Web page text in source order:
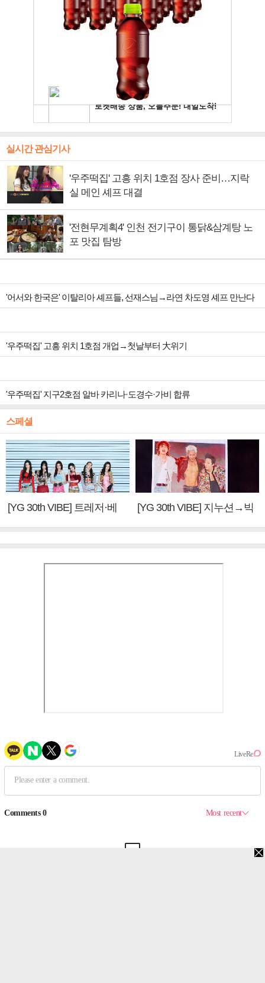
실시간 관심기사
'우주떡집' 고흥 위치 1호점 장사 준비…지락
실 메인 셰프 대결
'전현무계획4' 인천 전기구이 통닭&삼계탕 노
포 맛집 탐방
'어서와 한국은' 이탈리아 셰프들, 선재스님→라연 차도영 셰프 만난다
'우주떡집' 고흥 위치 1호점 개업→첫날부터 大위기
'우주떡집' 지구2호점 알바 카리나·도경수·가비 합류
스페셜
[YG 30th VIBE] 트레저·베
[YG 30th VIBE] 지누션→빅